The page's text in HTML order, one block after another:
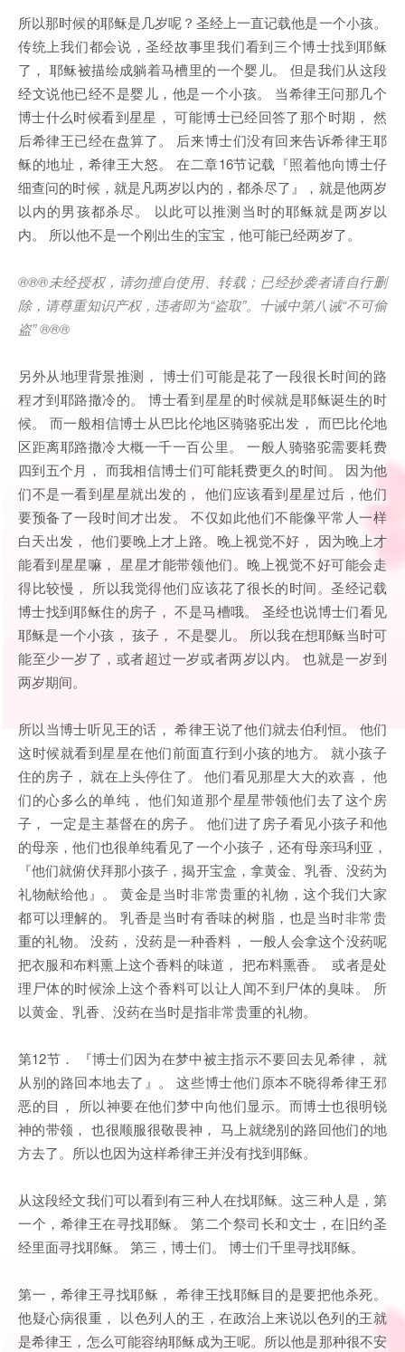
所以那时候的耶稣是几岁呢？圣经上一直记载他是一个小孩。
传统上我们都会说，圣经故事里我们看到三个博士找到耶稣
了， 耶稣被描绘成躺着马槽里的一个婴儿。 但是我们从这段
经文说他已经不是婴儿，他是一个小孩。 当希律王问那几个
博士什么时候看到星星， 可能博士已经回答了那个时期， 然
后希律王已经在盘算了。 后来博士们没有回来告诉希律王耶
稣的地址，希律王大怒。 在二章16节记载『照着他向博士仔
细查问的时候，就是凡两岁以内的，都杀尽了』，就是他两岁
以内的男孩都杀尽。 以此可以推测当时的耶稣就是两岁以
内。 所以他不是一个刚出生的宝宝，他可能已经两岁了。
®®®未经授权，请勿擅自使用、转载；已经抄袭者请自行删
除，请尊重知识产权，违者即为“盗取”。十诫中第八诫“不可偷
盗” ®®®
另外从地理背景推测， 博士们可能是花了一段很长时间的路
程才到耶路撒冷的。 博士看到星星的时候就是耶稣诞生的时
候。 而一般相信博士从巴比伦地区骑骆驼出发， 而巴比伦地
区距离耶路撒冷大概一千一百公里。 一般人骑骆驼需要耗费
四到五个月， 而我相信博士们可能耗费更久的时间。 因为他
们不是一看到星星就出发的， 他们应该看到星星过后，他们
要预备了一段时间才出发。 不仅如此他们不能像平常人一样
白天出发， 他们要晚上才上路。晚上视觉不好， 因为晚上才
能看到星星嘛， 星星才能带领他们。晚上视觉不好可能会走
得比较慢， 所以我觉得他们应该花了很长的时间。圣经记载
博士找到耶稣住的房子， 不是马槽哦。 圣经也说博士们看见
耶稣是一个小孩， 孩子， 不是婴儿。 所以我在想耶稣当时可
能至少一岁了，或者超过一岁或者两岁以内。 也就是一岁到
两岁期间。
所以当博士听见王的话， 希律王说了他们就去伯利恒。 他们
这时候就看到星星在他们前面直行到小孩的地方。 就小孩子
住的房子， 就在上头停住了。 他们看见那星大大的欢喜， 他
们的心多么的单纯， 他们知道那个星星带领他们去了这个房
子， 一定是主基督在的房子。 他们进了房子看见小孩子和他
的母亲，他们也很单纯看见了一个小孩子，还有母亲玛利亚，
『他们就俯伏拜那小孩子，揭开宝盒，拿黄金、乳香、没药为
礼物献给他』。 黄金是当时非常贵重的礼物，这个我们大家
都可以理解的。 乳香是当时有香味的树脂，也是当时非常贵
重的礼物。 没药， 没药是一种香料， 一般人会拿这个没药呢
把衣服和布料熏上这个香料的味道， 把布料熏香。 或者是处
理尸体的时候涂上这个香料可以让人闻不到尸体的臭味。 所
以黄金、乳香、没药在当时是指非常贵重的礼物。
第12节． 『博士们因为在梦中被主指示不要回去见希律， 就
从别的路回本地去了』。 这些博士他们原本不晓得希律王邪
恶的目， 所以神要在他们梦中向他们显示。而博士也很明锐
神的带领， 也很顺服很敬畏神， 马上就绕别的路回他们的地
方去了。所以也因为这样希律王并没有找到耶稣。
从这段经文我们可以看到有三种人在找耶稣。这三种人是，第
一个，希律王在寻找耶稣。 第二个祭司长和文士，在旧约圣
经里面寻找耶稣。 第三，博士们。 博士们千里寻找耶稣。
第一，希律王寻找耶稣， 希律王找耶稣目的是要把他杀死。
他疑心病很重， 以色列人的王，在政治上来说以色列的王就
是希律王，怎么可能容纳耶稣成为王呢。所以他是那种很不安